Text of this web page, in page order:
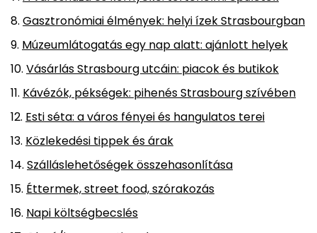
Gasztronómiai élmények: helyi ízek Strasbourgban
Múzeumlátogatás egy nap alatt: ajánlott helyek
Vásárlás Strasbourg utcáin: piacok és butikok
Kávézók, pékségek: pihenés Strasbourg szívében
Esti séta: a város fényei és hangulatos terei
Közlekedési tippek és árak
Szálláslehetőségek összehasonlítása
Éttermek, street food, szórakozás
Napi költségbecslés